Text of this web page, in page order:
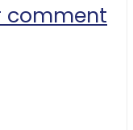
comment